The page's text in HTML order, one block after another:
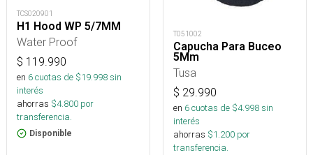
TCS020901
H1 Hood WP 5/7MM
Water Proof
$ 119.990
en 6cuotas de $19.998sin
interés
ahorras $4.800 por
transferencia.
Disponible
T051002
Capucha Para Buceo
5Mm
Tusa
$ 29.990
en 6cuotas de $4.998sin
interés
ahorras $1.200 por
transferencia.